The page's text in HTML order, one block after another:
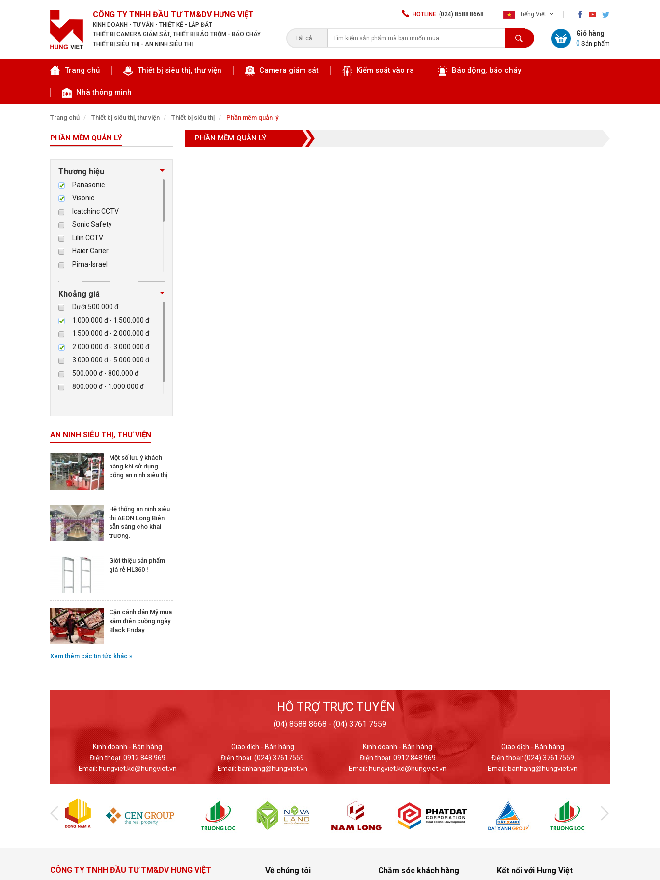
CÔNG TY TNHH ĐẦU TƯ TM&DV HƯNG VIỆT
KINH DOANH - TƯ VẤN - THIẾT KẾ - LẮP ĐẶT
THIẾT BỊ CAMERA GIÁM SÁT, THIẾT BỊ BÁO TRỘM - BÁO CHÁY
THIẾT BỊ SIÊU THỊ - AN NINH SIÊU THỊ
HOTLINE: (024) 8588 8668 Tiếng Việt
Tất cả
Giỏ hàng
0 Sản phẩm
Trang chủ Thiết bị siêu thị, thư viện Camera giám sát Kiểm soát vào ra Báo động, báo cháy
Nhà thông minh
Trang chủ Thiết bị siêu thị, thư viện Thiết bị siêu thị Phần mềm quản lý
PHẦN MỀM QUẢN LÝ
PHẦN MỀM QUẢN LÝ
Thương hiệu
Panasonic
Visonic
Icatchinc CCTV
Sonic Safety
Lilin CCTV
Haier Carier
Pima-Israel
Checkpoint
Paradox-Canada
D-max
HIKVISON
Eguard
Khác
Rapiscan
Khoảng giá
Dưới 500.000 đ
1.000.000 đ - 1.500.000 đ
1.500.000 đ - 2.000.000 đ
2.000.000 đ - 3.000.000 đ
3.000.000 đ - 5.000.000 đ
500.000 đ - 800.000 đ
800.000 đ - 1.000.000 đ
AN NINH SIÊU THỊ, THƯ VIỆN
Một số lưu ý khách
hàng khi sử dụng
cổng an ninh siêu thị
Hệ thống an ninh siêu
thị AEON Long Biên
sẵn sàng cho khai
trương.
Giới thiệu sản phẩm
giá rẻ HL360 !
Cận cảnh dân Mỹ mua
sắm điên cuồng ngày
Black Friday
Xem thêm các tin tức khác »
HỖ TRỢ TRỰC TUYẾN
(04) 8588 8668 - (04) 3761 7559
Giao dịch - Bán hàng
Điện thoại: (024) 37617559
Email: banhang@hungviet.vn
Kinh doanh - Bán hàng
Điện thoại: 0912.848.969
Email: hungviet.kd@hungviet.vn
Giao dịch - Bán hàng
Điện thoại: (024) 37617559
Email: banhang@hungviet.vn
Kinh doanh - Bán hàng
Điện thoại: 0912.848.969
Email: hungviet.kd@hungviet.vn
CÔNG TY TNHH ĐẦU TƯ TM&DV HƯNG VIỆT Về chúng tôi Chăm sóc khách hàng Kết nối với Hưng Việt
Tìm theo danh mục
TRANG CHỦ
THIẾT BỊ SIÊU THỊ, THƯ VIỆN
CAMERA GIÁM SÁT
BÁO ĐỘNG, BÁO CHÁY
NHÀ THÔNG MINH
LIÊN HỆ